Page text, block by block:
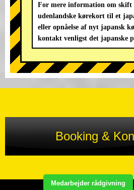
Medarbejder rådgivning
For mere information om
udenlandske kørekort til et
eller opnåelse af nyt japansk
kontakt venligst det japanske
Booking &